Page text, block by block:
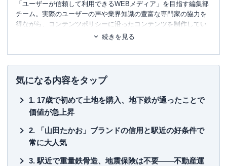
「ユーザーが信頼して利用できるWEBメディア」を目指す編集部
チーム。実際のユーザーの声や業界知識の豊富な専門家の協力を
得ながら、コンテンツポリシーに沿ったコンテンツを制作してい
ます。暮らしに関するトピックを中心に、読者の「まよい」を解
■書籍
初心者でもわかる！お金に関するアレコレの選び方BOOK
KTAA団体シルバー認証マーク （2023.12.20～）
有料職業紹介事業（厚生労働大臣許可・許可番号：23-
ユ-302788）
続きを見る
気になる内容をタップ
17歳で初めて土地を購入、地下鉄が通ったことで
価値が急上昇
「山田たかお」ブランドの信用と駅近の好条件で
常に大人気
駅近で重量鉄骨造、地震保険は不要――不動産運